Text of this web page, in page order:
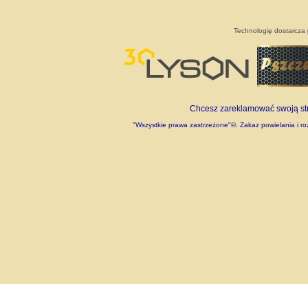
Technologię dostarcza
Chcesz zareklamować swoją
"Wszystkie prawa zastrzeżone"©. Zakaz powielania i